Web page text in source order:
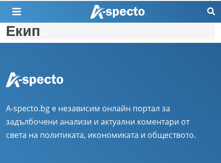
Екип
A-specto.bg е независим онлайн портал за
задълбочени анализи и актуални коментари от
света на политиката, икономиката и обществото.